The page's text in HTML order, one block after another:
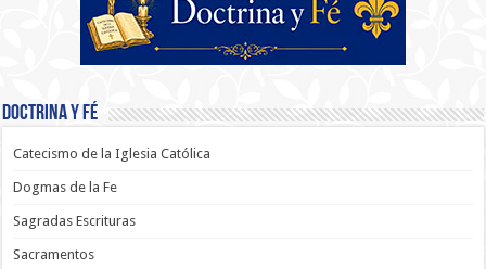
Doctrina y Fé
Catecismo de la Iglesia Católica
Dogmas de la Fe
Sagradas Escrituras
Sacramentos